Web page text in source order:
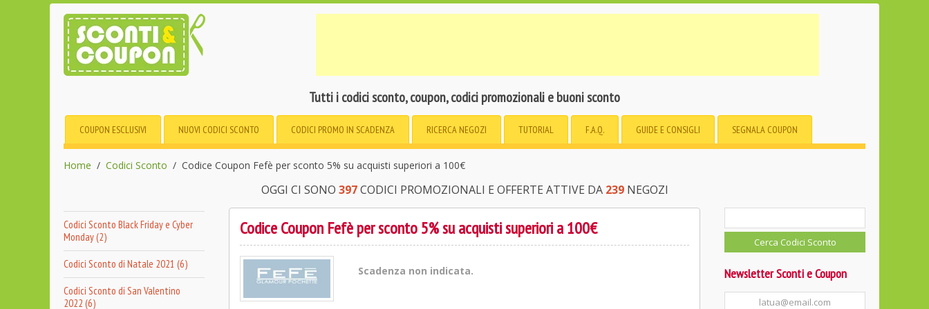
Tutti i codici sconto, coupon, codici promozionali e buoni sconto
COUPON ESCLUSIVI NUOVI CODICI SCONTO CODICI PROMO IN SCADENZA RICERCA NEGOZI TUTORIAL F.A.Q. GUIDE E CONSIGLI SEGNALA COUPON
Home Codici Sconto Codice Coupon Fefè per sconto 5% su acquisti superiori a 100€
OGGI CI SONO 397CODICI PROMOZIONALI E OFFERTE ATTIVE DA 239NEGOZI
Codici Sconto Black Friday e Cyber
Monday (2)
Codici Sconto di Natale 2021 (6)
Codici Sconto di San Valentino
2022 (6)
Codice Coupon Fefè per sconto 5% su acquisti superiori a 100€
Scadenza non indicata. Newsletter Sconti e Coupon